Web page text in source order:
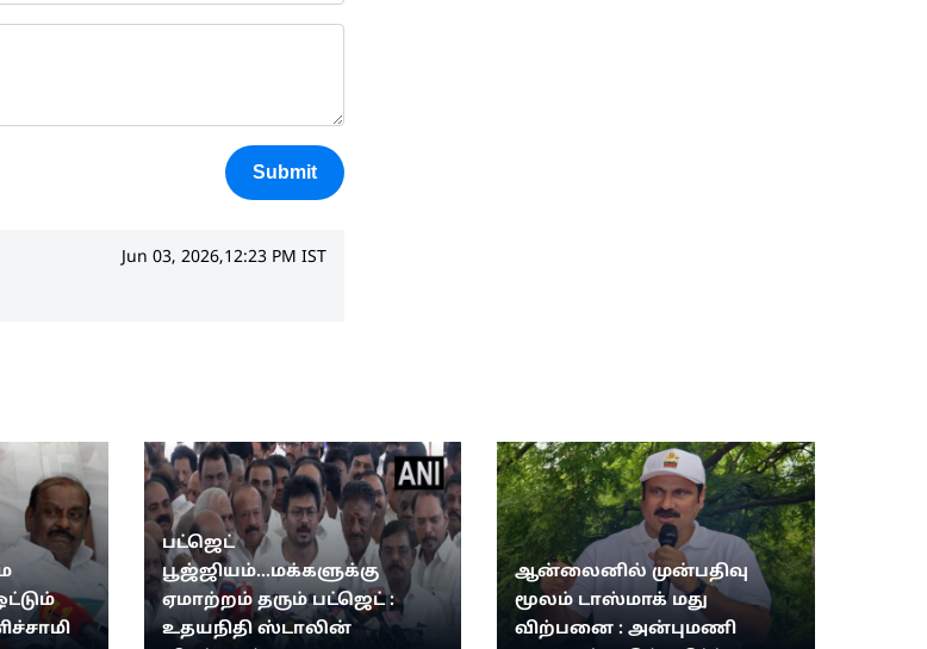
Submit
Jun 03, 2026,12:23 PM IST
பட்ஜெட்
பூஜ்ஜியம்...மக்களுக்கு
ஏமாற்றம் தரும் பட்ஜெட் :
உதயநிதி ஸ்டாலின்
ஆன்லைனில் முன்பதிவு
மூலம் டாஸ்மாக் மது
விற்பனை : அன்புமணி